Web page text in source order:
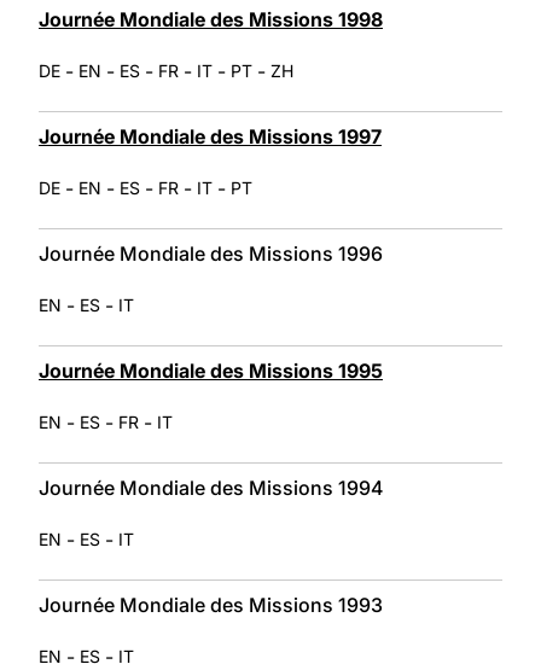
Journée Mondiale des Missions 1998
DE - EN - ES - FR - IT - PT - ZH
Journée Mondiale des Missions 1997
DE - EN - ES - FR - IT - PT
Journée Mondiale des Missions 1996
EN - ES - IT
Journée Mondiale des Missions 1995
EN - ES - FR - IT
Journée Mondiale des Missions 1994
EN - ES - IT
Journée Mondiale des Missions 1993
EN - ES - IT